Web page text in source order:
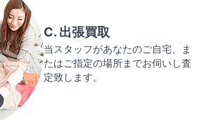
C. 出張買取
当スタッフがあなたのご自宅、ま
たはご指定の場所までお伺いし査
定致します。